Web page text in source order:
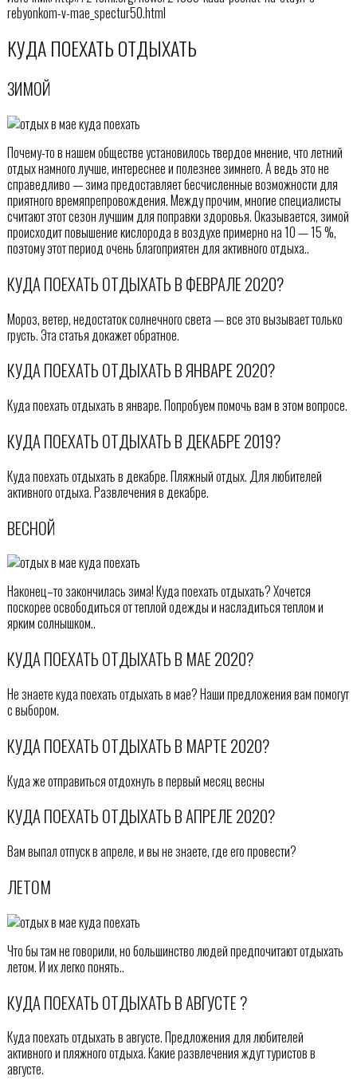
rebyonkom-v-mae_spectur50.html
КУДА ПОЕХАТЬ ОТДЫХАТЬ
ЗИМОЙ
Почему-то в нашем обществе установилось твердое мнение, что летний
отдых намного лучше, интереснее и полезнее зимнего. А ведь это не
справедливо — зима предоставляет бесчисленные возможности для
приятного времяпрепровождения. Между прочим, многие специалисты
считают этот сезон лучшим для поправки здоровья. Оказывается, зимой
происходит повышение кислорода в воздухе примерно на 10 — 15 %,
поэтому этот период очень благоприятен для активного отдыха..
КУДА ПОЕХАТЬ ОТДЫХАТЬ В ФЕВРАЛЕ 2020?
Мороз, ветер, недостаток солнечного света — все это вызывает только
грусть. Эта статья докажет обратное.
КУДА ПОЕХАТЬ ОТДЫХАТЬ В ЯНВАРЕ 2020?
Куда поехать отдыхать в январе. Попробуем помочь вам в этом вопросе.
КУДА ПОЕХАТЬ ОТДЫХАТЬ В ДЕКАБРЕ 2019?
Куда поехать отдыхать в декабре. Пляжный отдых. Для любителей
активного отдыха. Развлечения в декабре.
ВЕСНОЙ
Наконец–то закончилась зима! Куда поехать отдыхать? Хочется
поскорее освободиться от теплой одежды и насладиться теплом и
ярким солнышком..
КУДА ПОЕХАТЬ ОТДЫХАТЬ В МАЕ 2020?
Не знаете куда поехать отдыхать в мае? Наши предложения вам помогут
с выбором.
КУДА ПОЕХАТЬ ОТДЫХАТЬ В МАРТЕ 2020?
Куда же отправиться отдохнуть в первый месяц весны
КУДА ПОЕХАТЬ ОТДЫХАТЬ В АПРЕЛЕ 2020?
Вам выпал отпуск в апреле, и вы не знаете, где его провести?
ЛЕТОМ
Что бы там не говорили, но большинство людей предпочитают отдыхать
летом. И их легко понять..
КУДА ПОЕХАТЬ ОТДЫХАТЬ В АВГУСТЕ ?
Куда поехать отдыхать в августе. Предложения для любителей
активного и пляжного отдыха. Какие развлечения ждут туристов в
августе.